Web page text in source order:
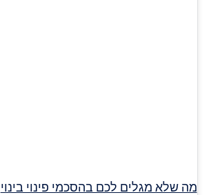
מה שלא מגלים לכם בהסכמי פינוי בינוי